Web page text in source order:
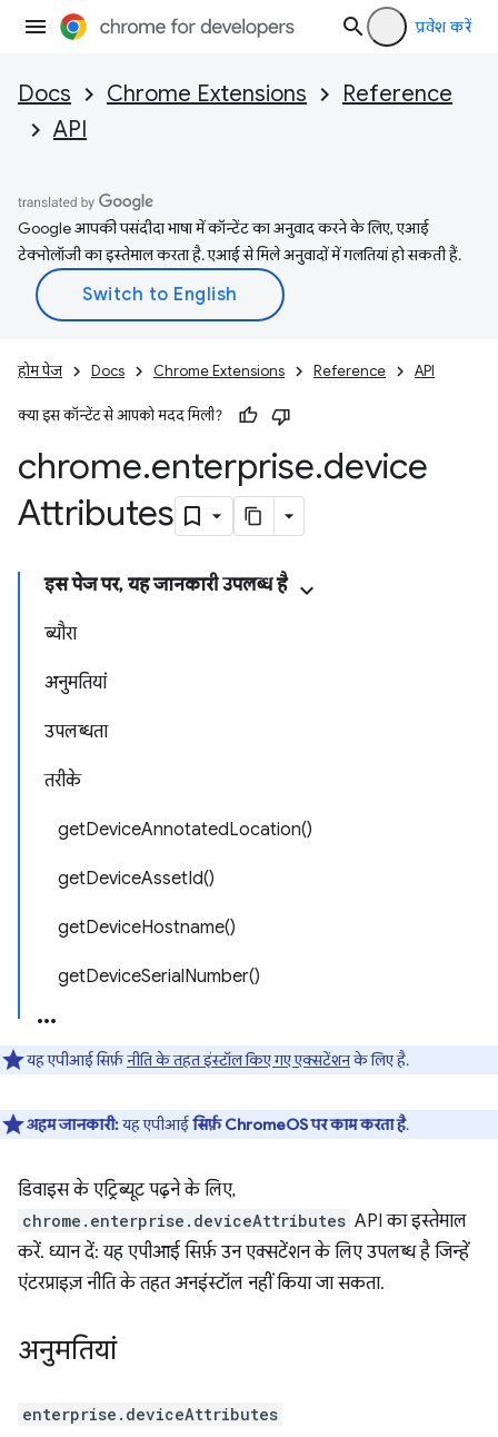
प्रवेश करें
Docs Chrome Extensions
Reference
API
Google आपकी पसंदीदा भाषा में कॉन्टेंट का अनुवाद करने के लिए, एआई
टेक्नोलॉजी का इस्तेमाल करता है. एआई से मिले अनुवादों में गलतियां हो सकती हैं.
होम पेज Docs Chrome Extensions Reference API
क्या इस कॉन्टेंट से आपको मदद मिली?
chrome.enterprise.device
Attributes
इस पेज पर, यह जानकारी उपलब्ध है
ब्यौरा
अनुमतियां
उपलब्धता
तरीके
getDeviceAnnotatedLocation()
getDeviceAssetId()
getDeviceHostname()
getDeviceSerialNumber()
यह एपीआई सिर्फ़नीति के तहत इंस्टॉल किए गए एक्सटेंशनके लिए है.
अहम जानकारी:यह एपीआईसिर्फ़ ChromeOS पर काम करता है.
डिवाइस के एट्रिब्यूट पढ़ने के लिए,
chrome.enterprise.deviceAttributes API का इस्तेमाल
करें. ध्यान दें: यह एपीआई सिर्फ़ उन एक्सटेंशन के लिए उपलब्ध है जिन्हें
एंटरप्राइज़ नीति के तहत अनइंस्टॉल नहीं किया जा सकता.
अनुमतियां
enterprise.deviceAttributes